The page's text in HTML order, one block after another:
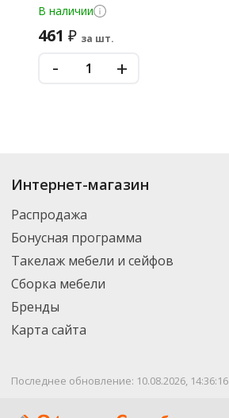
В наличии
461 ₽ за шт.
- +
Интернет-магазин
Распродажа
Бонусная программа
Такелаж мебели и сейфов
Сборка мебели
Бренды
Карта сайта
Последнее обновление: 10.08.2026, 14:36:16